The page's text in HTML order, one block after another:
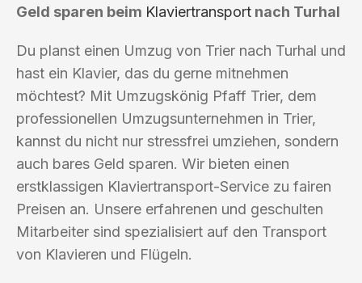
Geld sparen beim Klaviertransport nach Turhal
Du planst einen Umzug von Trier nach Turhal und
hast ein Klavier, das du gerne mitnehmen
möchtest? Mit Umzugskönig Pfaff Trier, dem
professionellen Umzugsunternehmen in Trier,
kannst du nicht nur stressfrei umziehen, sondern
auch bares Geld sparen. Wir bieten einen
erstklassigen Klaviertransport-Service zu fairen
Preisen an. Unsere erfahrenen und geschulten
Mitarbeiter sind spezialisiert auf den Transport
von Klavieren und Flügeln.